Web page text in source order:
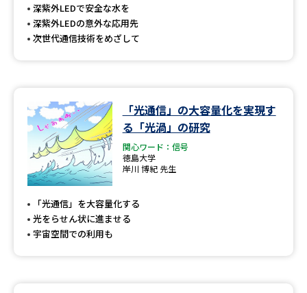
大学で学べる内容や特徴を調べる
データサイエンス特集 奨学金・特待生制度特集
デジタルパンフレット 進路の３択
新学年スタート号特集ページ
（高3生用）
SELFBRAND特集ページ
深紫外LEDで安全な水を
深紫外LEDの意外な応用先
次世代通信技術をめざして
「光通信」の大容量化を実現す
る「光渦」の研究
関心ワード：信号
徳島大学
岸川 博紀 先生
「光通信」を大容量化する
光をらせん状に進ませる
宇宙空間での利用も